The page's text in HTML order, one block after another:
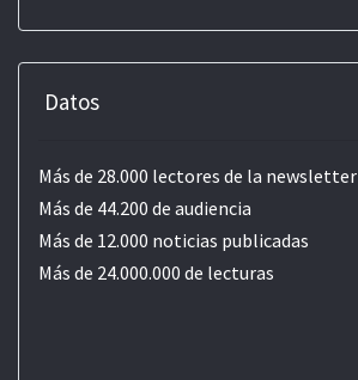
Datos
Más de 28.000 lectores de la newsletter
Más de 44.200 de audiencia
Más de 12.000 noticias publicadas
Más de 24.000.000 de lecturas